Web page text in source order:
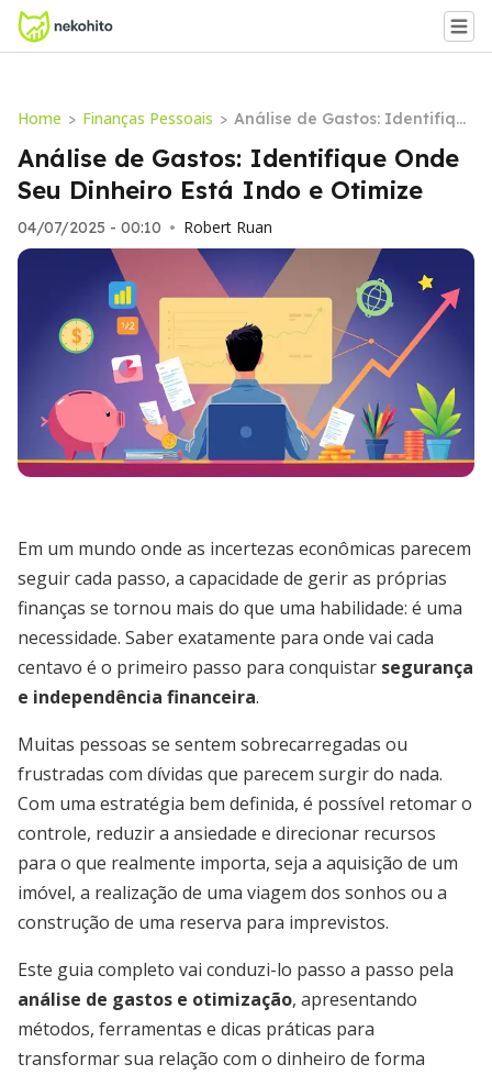
Home > Finanças Pessoais > Análise de Gastos: Identifiqu
e Onde Seu Dinheiro Está Ind
o e Otimize
Análise de Gastos: Identifique Onde
Seu Dinheiro Está Indo e Otimize
04/07/2025 - 00:10 • Robert Ruan
Em um mundo onde as incertezas econômicas parecem
seguir cada passo, a capacidade de gerir as próprias
finanças se tornou mais do que uma habilidade: é uma
necessidade. Saber exatamente para onde vai cada
centavo é o primeiro passo para conquistar segurança
e independência financeira.
Muitas pessoas se sentem sobrecarregadas ou
frustradas com dívidas que parecem surgir do nada.
Com uma estratégia bem definida, é possível retomar o
controle, reduzir a ansiedade e direcionar recursos
para o que realmente importa, seja a aquisição de um
imóvel, a realização de uma viagem dos sonhos ou a
construção de uma reserva para imprevistos.
Este guia completo vai conduzi-lo passo a passo pela
análise de gastos e otimização, apresentando
métodos, ferramentas e dicas práticas para
transformar sua relação com o dinheiro de forma